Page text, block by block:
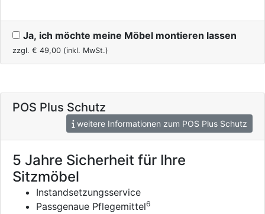
Ja, ich möchte meine Möbel montieren lassen
zzgl. € 49,00 (inkl. MwSt.)
POS Plus Schutz
weitere Informationen zum POS Plus Schutz
5 Jahre Sicherheit für Ihre
Sitzmöbel
Instandsetzungsservice
Passgenaue Pflegemittel6